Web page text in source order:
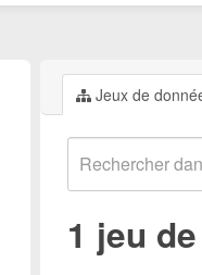
Jeux de
1 jeu